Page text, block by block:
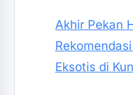
Akhir Pekan
Eksotis di